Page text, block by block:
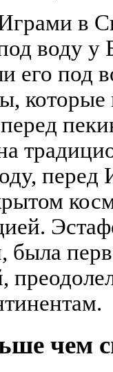
в
воду у
его под
чем